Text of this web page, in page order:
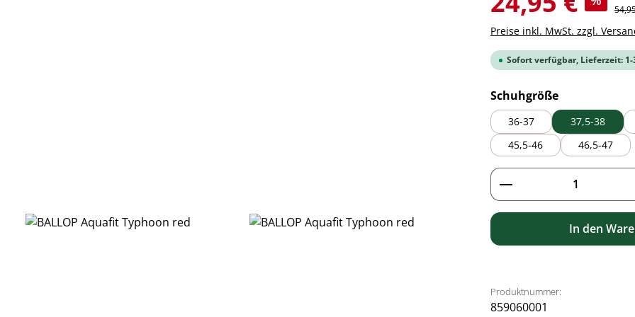
Preise inkl. MwSt. zzgl.
Sofort verfügbar, Lieferzeit: 1-
Schuhgrößeauswählen
36-37 37,5-38
45,5-46 46,5-47
Produkt Anzahl:
In den
Produktnummer:
859060001